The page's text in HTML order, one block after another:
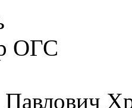
ОГС
Павлович